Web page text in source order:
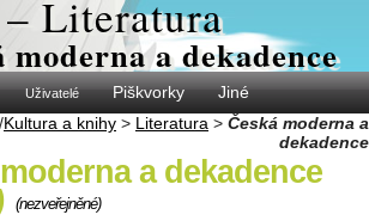
– Literatura
moderna a dekadence
Uživatelé Piškvorky
Jiné
/Kultura a knihy > Literatura > Česká moderna a
dekadence
a dekadence
(nezveřejněné)